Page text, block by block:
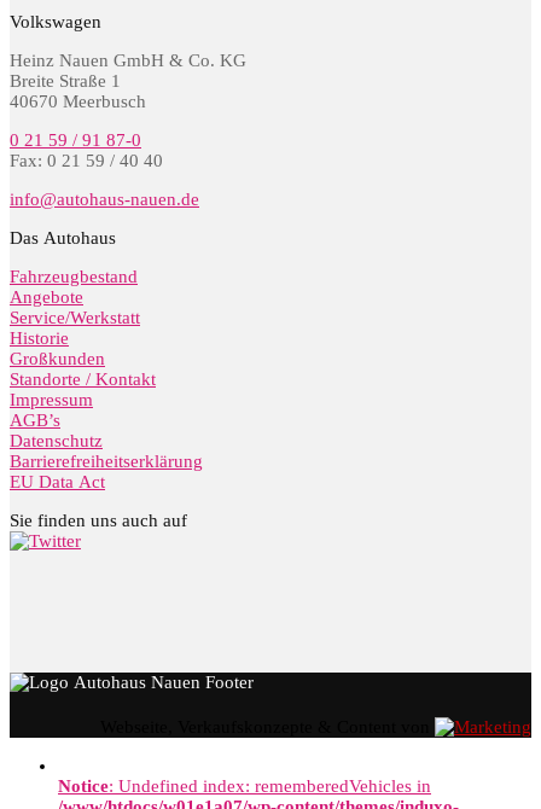
Volkswagen
Heinz Nauen GmbH & Co. KG
Breite Straße 1
40670 Meerbusch
0 21 59 / 91 87-0
Fax: 0 21 59 / 40 40
info@autohaus-nauen.de
Das Autohaus
Fahrzeugbestand
Angebote
Service/Werkstatt
Historie
Großkunden
Standorte / Kontakt
Impressum
AGB’s
Datenschutz
Barrierefreiheitserklärung
EU Data Act
Sie finden uns auch auf
Notice : Undefined index: rememberedVehicles in